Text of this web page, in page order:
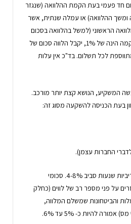
חד פעמי בעת הקמת ההלוואה (שנגזר
ומשך ההלוואה) או עמלה שנתית, אשר
הראשוני (למשל בהלוואה בסכום
של 10,000 ₪ עם עמלת הקמה הינה של 1%, יקבל הלווה סכום של
שמתווספת לכל תשלום. בד"כ אין עלות
המשקיע, הנושא קצת יותר מורכב.
בעת הכניסה להשקעה מסוג זה:
ההלוואות ניתנות למלווים בריביות שנעות סביב 4-8%. סכומי
על פני מספר רב של לווים (כחלק
והביטחונות שמשלם המלווה,
להיות כ- 5% עד 6%.